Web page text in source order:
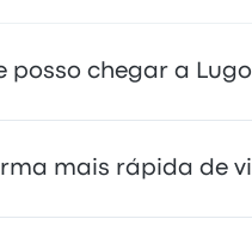
posso chegar a Lugo
ou o comboio,
mais rápida de